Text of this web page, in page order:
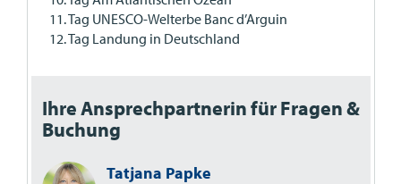
11. Tag UNESCO-Welterbe Banc d’Arguin
12. Tag Landung in Deutschland
Ihre Ansprechpartnerin für Fragen &
Buchung
Tatjana Papke